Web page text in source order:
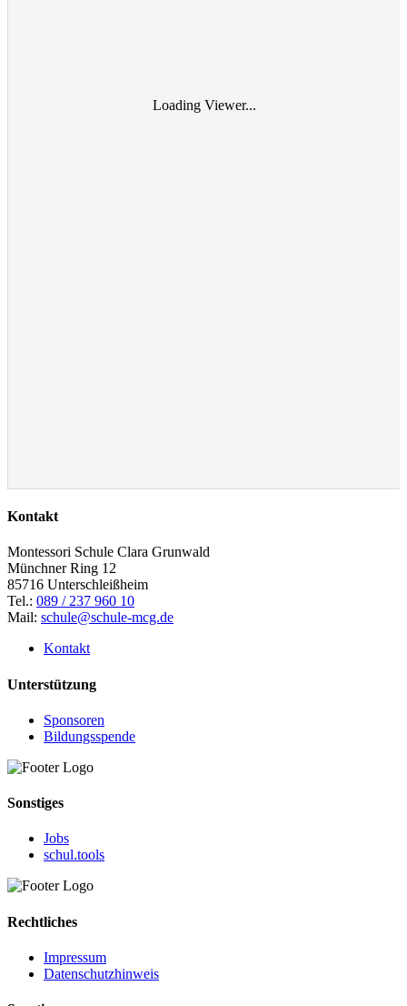
Loading Viewer...
Kontakt
Montessori Schule Clara Grunwald
Münchner Ring 12
85716 Unterschleißheim
Tel.: 089 / 237 960 10
Mail: schule@schule-mcg.de
Kontakt
Unterstützung
Sponsoren
Bildungsspende
Sonstiges
Jobs
schul.tools
Rechtliches
Impressum
Datenschutzhinweis